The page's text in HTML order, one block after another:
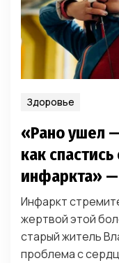
Здоровье
«Рано ушел
как
инфаркта»
Инфаркт
жертвой этой
старый житель
проблема с